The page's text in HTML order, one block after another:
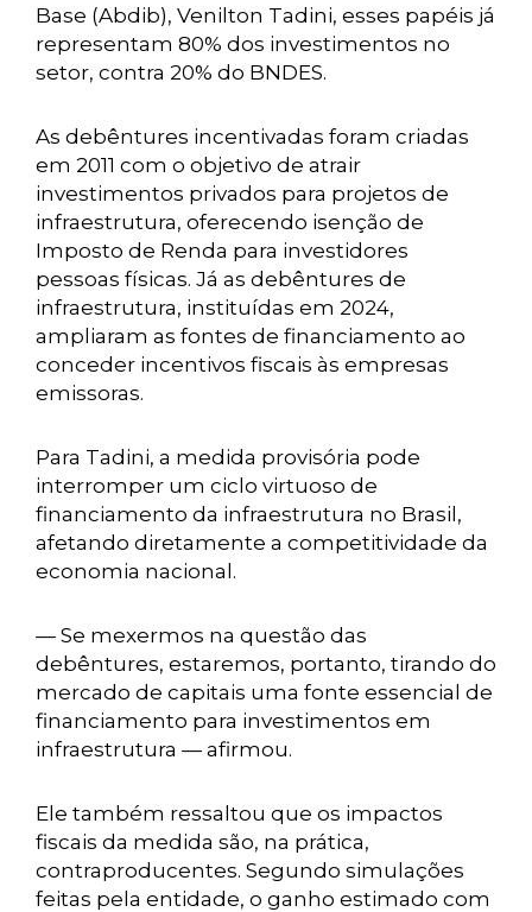
Base (Abdib), Venilton Tadini, esses papéis já
representam 80% dos investimentos no
setor, contra 20% do BNDES.
As debêntures incentivadas foram criadas
em 2011 com o objetivo de atrair
investimentos privados para projetos de
infraestrutura, oferecendo isenção de
Imposto de Renda para investidores
pessoas físicas. Já as debêntures de
infraestrutura, instituídas em 2024,
ampliaram as fontes de financiamento ao
conceder incentivos fiscais às empresas
emissoras.
Para Tadini, a medida provisória pode
interromper um ciclo virtuoso de
financiamento da infraestrutura no Brasil,
afetando diretamente a competitividade da
economia nacional.
— Se mexermos na questão das
debêntures, estaremos, portanto, tirando do
mercado de capitais uma fonte essencial de
financiamento para investimentos em
infraestrutura — afirmou.
Ele também ressaltou que os impactos
fiscais da medida são, na prática,
contraproducentes. Segundo simulações
feitas pela entidade, o ganho estimado com